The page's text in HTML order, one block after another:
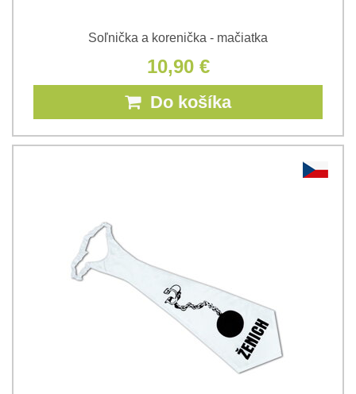
Soľnička a korenička - mačiatka
10,90 €
Do košíka